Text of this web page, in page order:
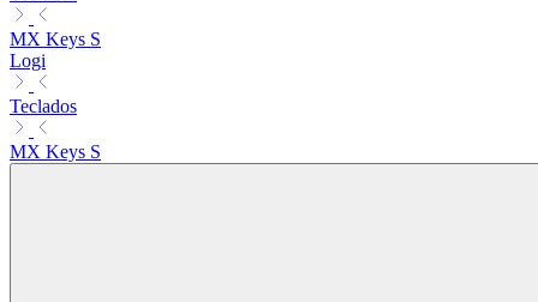
MX Keys S
Logi
Teclados
MX Keys S